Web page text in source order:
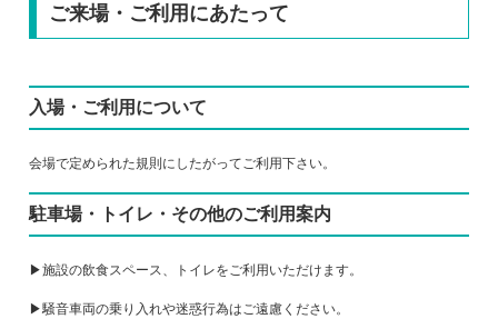
ご来場・ご利用にあたって
入場・ご利用について
会場で定められた規則にしたがってご利用下さい。
駐車場・トイレ・その他のご利用案内
▶施設の飲食スペース、トイレをご利用いただけます。
▶騒音車両の乗り入れや迷惑行為はご遠慮ください。